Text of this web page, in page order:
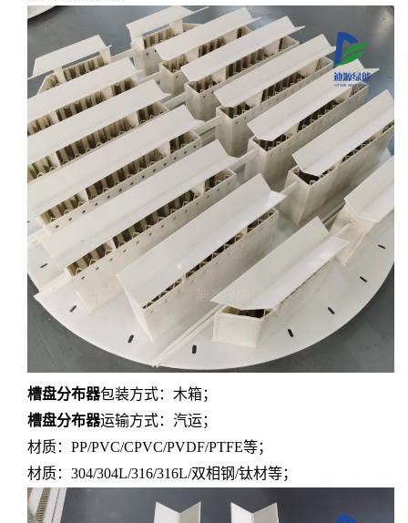
槽盘分布器包装方式：木箱；
槽盘分布器运输方式：汽运；
材质： PP/PVC/CPVC/PVDF/PTFE等；
材质： 304/304L/316/316L/双相钢/钛材等；